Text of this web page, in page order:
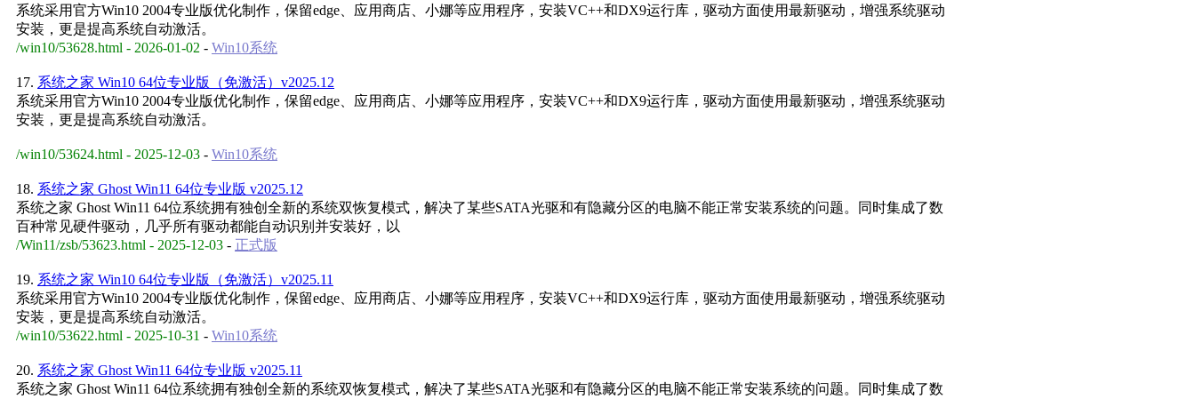
系统采用官方Win10 2004专业版优化制作，保留edge、应用商店、小娜等应用程序，安装VC++和DX9运行库，驱动方面使用最新驱动，增强系统驱动
安装，更是提高系统自动激活。
/win10/53628.html - 2026-01-02 - Win10系统
17. 系统之家 Win10 64位专业版（免激活）v2025.12
系统采用官方Win10 2004专业版优化制作，保留edge、应用商店、小娜等应用程序，安装VC++和DX9运行库，驱动方面使用最新驱动，增强系统驱动
安装，更是提高系统自动激活。
/win10/53624.html - 2025-12-03 - Win10系统
18. 系统之家 Ghost Win11 64位专业版 v2025.12
系统之家 Ghost Win11 64位系统拥有独创全新的系统双恢复模式，解决了某些SATA光驱和有隐藏分区的电脑不能正常安装系统的问题。同时集成了数
百种常见硬件驱动，几乎所有驱动都能自动识别并安装好，以
/Win11/zsb/53623.html - 2025-12-03 - 正式版
19. 系统之家 Win10 64位专业版（免激活）v2025.11
系统采用官方Win10 2004专业版优化制作，保留edge、应用商店、小娜等应用程序，安装VC++和DX9运行库，驱动方面使用最新驱动，增强系统驱动
安装，更是提高系统自动激活。
/win10/53622.html - 2025-10-31 - Win10系统
20. 系统之家 Ghost Win11 64位专业版 v2025.11
系统之家 Ghost Win11 64位系统拥有独创全新的系统双恢复模式，解决了某些SATA光驱和有隐藏分区的电脑不能正常安装系统的问题。同时集成了数